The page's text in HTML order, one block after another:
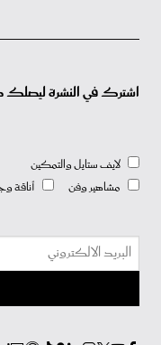
اشترك في النشرة
لايف ستايل والتمكين
مشاهير وفن
أناقة